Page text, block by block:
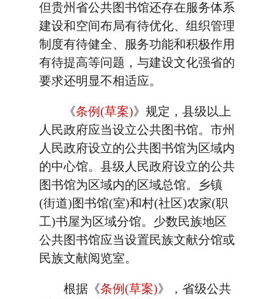
但贵州省公共图书馆还存在服务体系
建设和空间布局有待优化、组织管理
制度有待健全、服务功能和积极作用
有待提高等问题，与建设文化强省的
要求还明显不相适应。
《条例(草案)》规定，县级以上
人民政府应当设立公共图书馆。市州
人民政府设立的公共图书馆为区域内
的中心馆。县级人民政府设立的公共
图书馆为区域内的区域总馆。乡镇
(街道)图书馆(室)和村(社区)农家(职
工)书屋为区域分馆。少数民族地区
公共图书馆应当设置民族文献分馆或
民族文献阅览室。
根据《条例(草案)》，省级公共